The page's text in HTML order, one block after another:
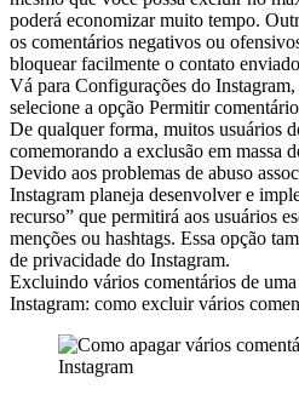
poderá economizar muito tempo.
os comentários negativos ou
bloquear facilmente o contato
Vá para Configurações do
selecione a opção Permitir
De qualquer forma, muitos usuários
comemorando a exclusão em massa
Devido aos problemas de abuso
Instagram planeja desenvolver e
recurso” que permitirá aos usuários
menções ou hashtags. Essa opção
de privacidade do Instagram.
Excluindo vários comentários de
Instagram: como excluir vários